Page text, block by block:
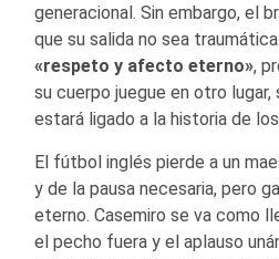
generacional. Sin embargo, el
que su salida no sea
«respeto y afecto eterno»,
su cuerpo juegue en otro lugar,
estará ligado a la historia de los
El fútbol inglés pierde a un
y de la pausa necesaria, pero
eterno. Casemiro se va como
el pecho fuera y el aplauso